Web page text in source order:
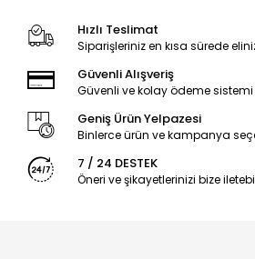
Hızlı Teslimat
Siparişleriniz en kısa sürede
Güvenli Alışveriş
Güvenli ve kolay ödeme sistemi
Geniş Ürün Yelpazesi
Binlerce ürün ve kampanya
7 / 24 DESTEK
Öneri ve şikayetlerinizi bize